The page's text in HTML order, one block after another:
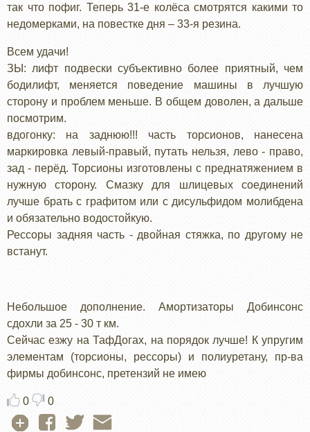
так что пофиг. Теперь 31-е колёса смотрятся какими то
недомерками, на повестке дня – 33-я резина.
Всем удачи!
ЗЫ: лифт подвески субъективно более приятный, чем
бодилифт, меняется поведение машины в лучшую
сторону и проблем меньше. В общем доволен, а дальше
посмотрим.
вдогонку: на заднюю!!! часть торсионов, нанесена
маркировка левый-правый, путать нельзя, лево - право,
зад - перёд. Торсионы изготовлены с преднатяжением в
нужную сторону. Смазку для шлицевых соединений
лучше брать с графитом или с дисульфидом молибдена
и обязательно водостойкую.
Рессоры задняя часть - двойная стяжка, по другому не
встанут.
Небольшое дополнение. Амортизаторы Добинсонс
сдохли за 25 - 30 т км.
Сейчас езжу на ТафДогах, на порядок лучше! К упругим
элементам (торсионы, рессоры) и полиуретану, пр-ва
фирмы добинсонс, претензий не имею
0 0